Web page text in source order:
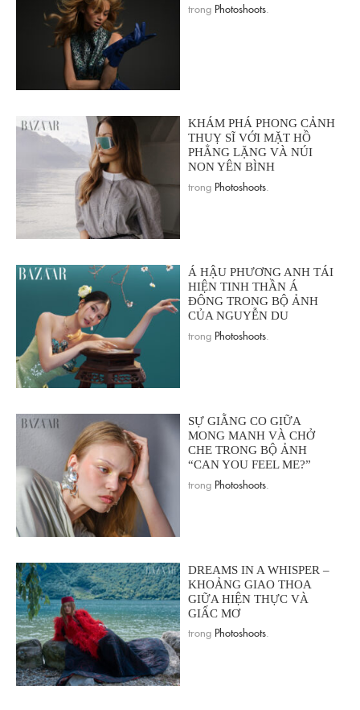
trong Photoshoots
KHÁM PHÁ PHONG CẢNH
THUỴ SĨ VỚI MẶT HỒ
PHẲNG LẶNG VÀ NÚI
NON YÊN BÌNH
trong Photoshoots
Á HẬU PHƯƠNG ANH TÁI
HIỆN TINH THẦN Á
ĐÔNG TRONG BỘ ẢNH
CỦA NGUYỄN DU
trong Photoshoots
SỰ GIẰNG CO GIỮA
MONG MANH VÀ CHỞ
CHE TRONG BỘ ẢNH
“CAN YOU FEEL ME?”
trong Photoshoots
DREAMS IN A WHISPER –
KHOẢNG GIAO THOA
GIỮA HIỆN THỰC VÀ
GIẤC MƠ
trong Photoshoots